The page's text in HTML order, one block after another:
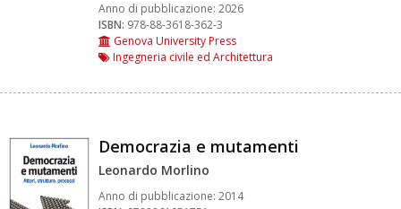
Anno di pubblicazione: 2026
ISBN: 978-88-3618-362-3
Genova University Press
Ingegneria civile ed Architettura
Democrazia e mutamenti
Leonardo Morlino
Anno di pubblicazione: 2014